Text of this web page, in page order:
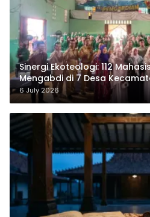
‎Sinergi Ekoteologi: 112
Mengabdi di 7 Desa
6 July 2026